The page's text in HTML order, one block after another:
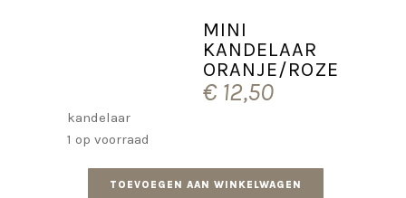
MINI
KANDELAAR
ORANJE/ROZE
€12,50
kandelaar
1 op voorraad
TOEVOEGEN AAN WINKELWAGEN